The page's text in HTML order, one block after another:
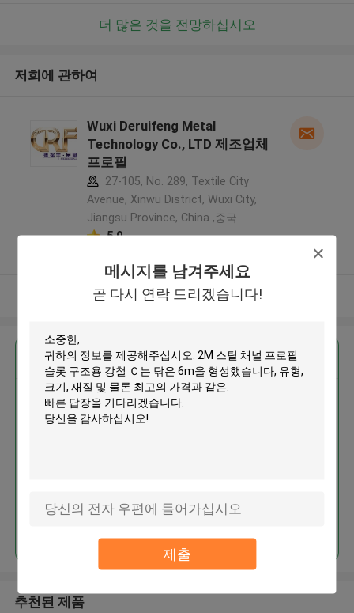
메시지를 남겨주세요
곧 다시 연락 드리겠습니다!
제출
더 많은 것을 전망하십시오
저희에 관하여
Wuxi Deruifeng Metal
Technology Co., LTD 제조업체
프로필
27-105, No. 289, Textile City
Avenue, Xinwu District, Wuxi City,
Jiangsu Province, China ,중국
5.0
더 많은 것을 전망하십시오
가장 저렴 한 가격 으로
2M 스틸 채널 프로필 슬롯 구조용
강철 Ｃ는 닦은 6m을 형성했습니
추천된 제품